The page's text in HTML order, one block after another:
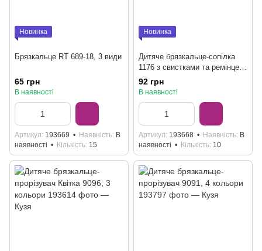
Новинка
Брязкальце RT 689-18, 3 види
65 грн
В наявності
Артикул 193669 Наявність В
наявності
Кількість 15
Новинка
Дитяче брязкальце-сопілка
1176 з свистками та ремінцем,
4 види
92 грн
В наявності
Артикул 193668 Наявність В
наявності
Кількість 10